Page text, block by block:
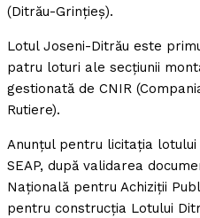
(Ditrău-Grinţieş).
Lotul Joseni-Ditrău este
patru loturi ale secţiunii
gestionată de CNIR
Rutiere).
Anunţul pentru licitaţia
SEAP, după validarea
Naţională pentru Achiziţii
pentru construcţia Lotului